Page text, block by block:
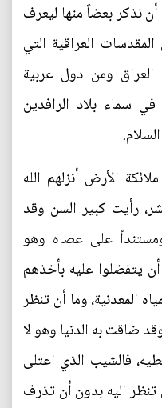
أن نذكر بعضاً منها ليعرف
العراقية التي
ومن دول عربية
سماء بلاد الرافدين
الأرض أنزلهم الله
رأيت كبير السن وقد
على عصاه وهو
يتفضلوا عليه بأخذهم
المعدنية، وما أن تنظر
ضاقت به الدنيا وهو لا
فالشيب الذي اعتلى
اليه بدون أن تذرف